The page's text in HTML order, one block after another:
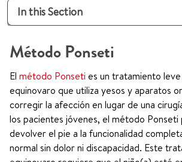
In this Section
Método Ponseti
El método Ponseti es un tratamiento
equinovaro que utiliza yesos y aparatos
corregir la afección en lugar de una
los pacientes jóvenes, el método Ponseti
devolver el pie a la funcionalidad
normal sin dolor ni discapacidad. Este